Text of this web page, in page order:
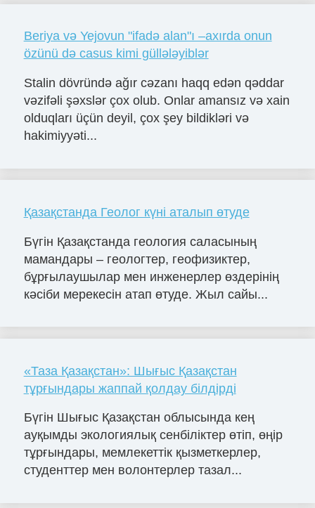
Beriya və Yejovun "ifadə alan"ı –axırda onun
özünü də casus kimi güllələyiblər
Stalin dövründə ağır cəzanı haqq edən qəddar
vəzifəli şəxslər çox olub. Onlar amansız və xain
olduqları üçün deyil, çox şey bildikləri və
hakimiyyəti...
Қазақстанда Геолог күні аталып өтуде
Бүгін Қазақстанда геология саласының
мамандары – геологтер, геофизиктер,
бұрғылаушылар мен инженерлер өздерінің
кәсіби мерекесін атап өтуде. Жыл сайы...
«Таза Қазақстан»: Шығыс Қазақстан
тұрғындары жаппай қолдау білдірді
Бүгін Шығыс Қазақстан облысында кең
ауқымды экологиялық сенбіліктер өтіп, өңір
тұрғындары, мемлекеттік қызметкерлер,
студенттер мен волонтерлер тазал...